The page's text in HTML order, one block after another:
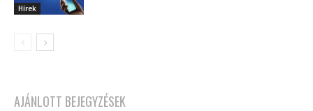
Hírek
AJÁNLOTT BEJEGYZÉSEK